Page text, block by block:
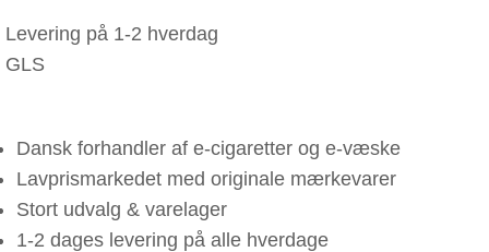
Levering på 1-2 hverdag
GLS
Dansk forhandler af e-cigaretter og e-væske
Lavprismarkedet med originale mærkevarer
Stort udvalg & varelager
1-2 dages levering på alle hverdage